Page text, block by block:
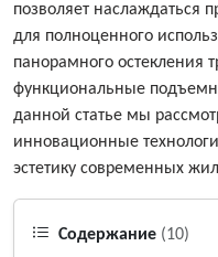
позволяет наслаждаться
для полноценного
панорамного остекления
функциональные
данной статье мы
инновационные
эстетику современных
Содержание (10)